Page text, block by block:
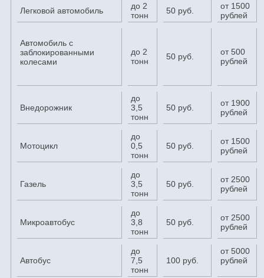
Легковой автомобиль
до 2
тонн
50 руб.
от 1500
рублей
Автомобиль с
заблокированными
колесами
до 2
тонн
50 руб.
от 500
рублей
Внедорожник
до
3,5
тонн
50 руб.
от 1900
рублей
Мотоцикл
до
0,5
тонн
50 руб.
от 1500
рублей
Газель
до
3,5
тонн
50 руб.
от 2500
рублей
Микроавтобус
до
3,8
тонн
50 руб.
от 2500
рублей
Автобус
до
7,5
тонн
100 руб.
от 5000
рублей